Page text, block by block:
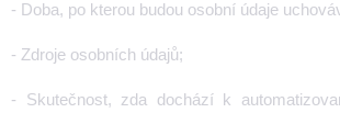
- Doba, po kterou budou osobní údaje
- Zdroje osobních údajů;
- Skutečnost, zda dochází k